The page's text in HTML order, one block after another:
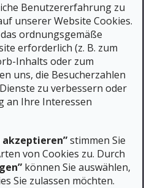
Benutzererfahrung zu
unserer Website Cookies.
ordnungsgemäße
erforderlich (z. B. zum
Inhalts oder zum
uns, die Besucherzahlen
zu verbessern oder
an Ihre Interessen
akzeptieren”stimmen Sie
von Cookies zu. Durch
können Sie auswählen,
Sie zulassen möchten.
5 €
–20 %